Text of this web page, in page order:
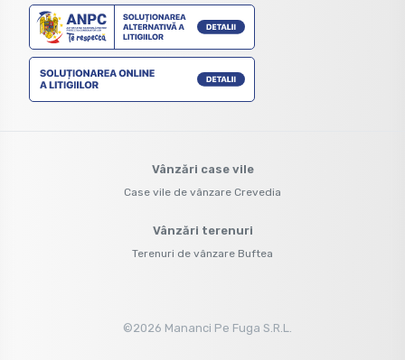
Vânzări case vile
Case vile de vânzare Crevedia
Vânzări terenuri
Terenuri de vânzare Buftea
©2026 Mananci Pe Fuga S.R.L.